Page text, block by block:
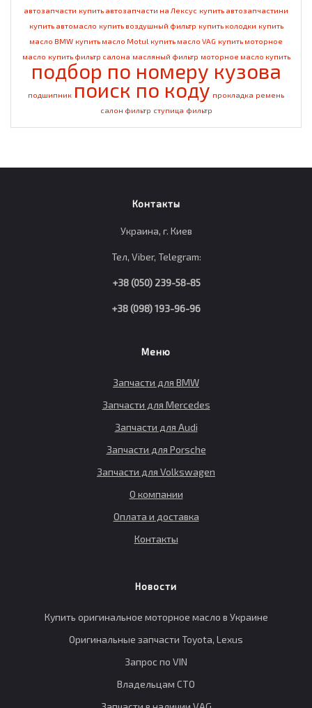
автозапчасти купить автозапчасти на Лексус купить автозапчастини
купить автомасло купить воздушный фильтр купить колодки купить
масло BMW купить масло Motul купить масло VAG купить моторное
масло купить фильтр салона масляный фильтр моторное масло купить
подбор по номеру кузова
подшипник поиск по коду прокладка ремень
салон фильтр ступица фильтр
Контакты
Украина, г. Киев
Тел, Viber, Telegram:
+38 (050) 239-58-85
+38 (098) 193-96-96
Меню
Запчасти для BMW
Запчасти для Mercedes
Запчасти для Audi
Запчасти для Porsche
Запчасти для Volkswagen
О компании
Оплата и доставка
Контакты
Новости
Купить оригинальное моторное масло в Украине
Оригинальные запчасти Toyota, Lexus
Запрос по VIN
Владельцам СТО